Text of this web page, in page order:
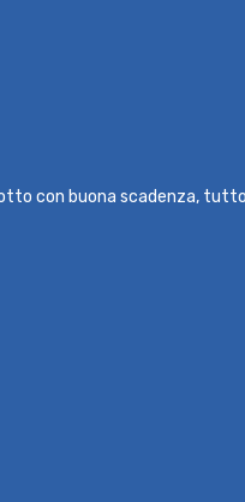
con buona scadenza, tutto